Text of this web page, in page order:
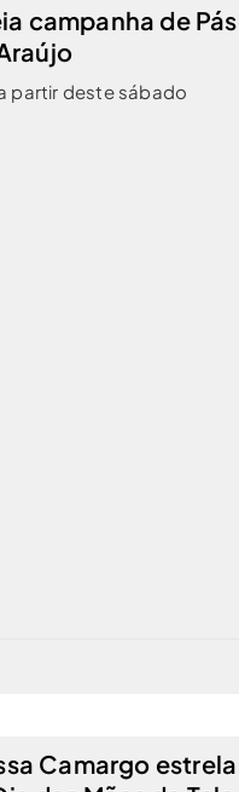
campanha de
partir deste sábado
Camargo estrela